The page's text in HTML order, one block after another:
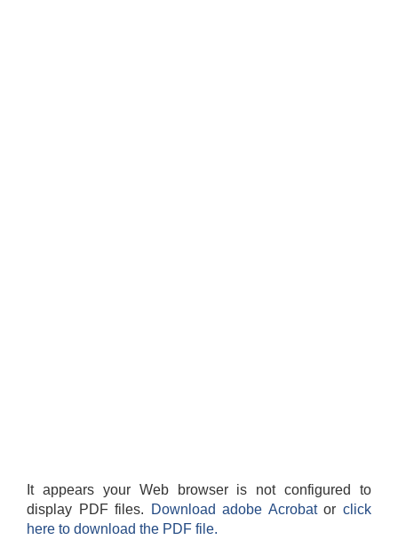
It appears your Web browser is not configured to
display PDF files.
Download adobe Acrobatorclick
here to download the PDF file.